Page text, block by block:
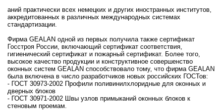
аний практически всех немецких и других иностранных институтов,
аккредитованных в различных международных системах
стандартизации.
Фирма GEALAN одной из первых получила также сертификат
Госстроя России, включающий сертификат соответствия,
гигиенический сертификат и пожарный сертификат. Более того,
высокое качество продукции и конструктивное совершенство
оконных систем GEALAN способствовало тому, что фирма GEALAN
была включена в число разработчиков новых российских ГОСТов:
- ГОСТ 30973-2002 Профили поливинилхлоридные для оконных и
дверных блоков
- ГОСТ 30971-2002 Швы узлов примыканий оконных блоков к
стеновым проемам.